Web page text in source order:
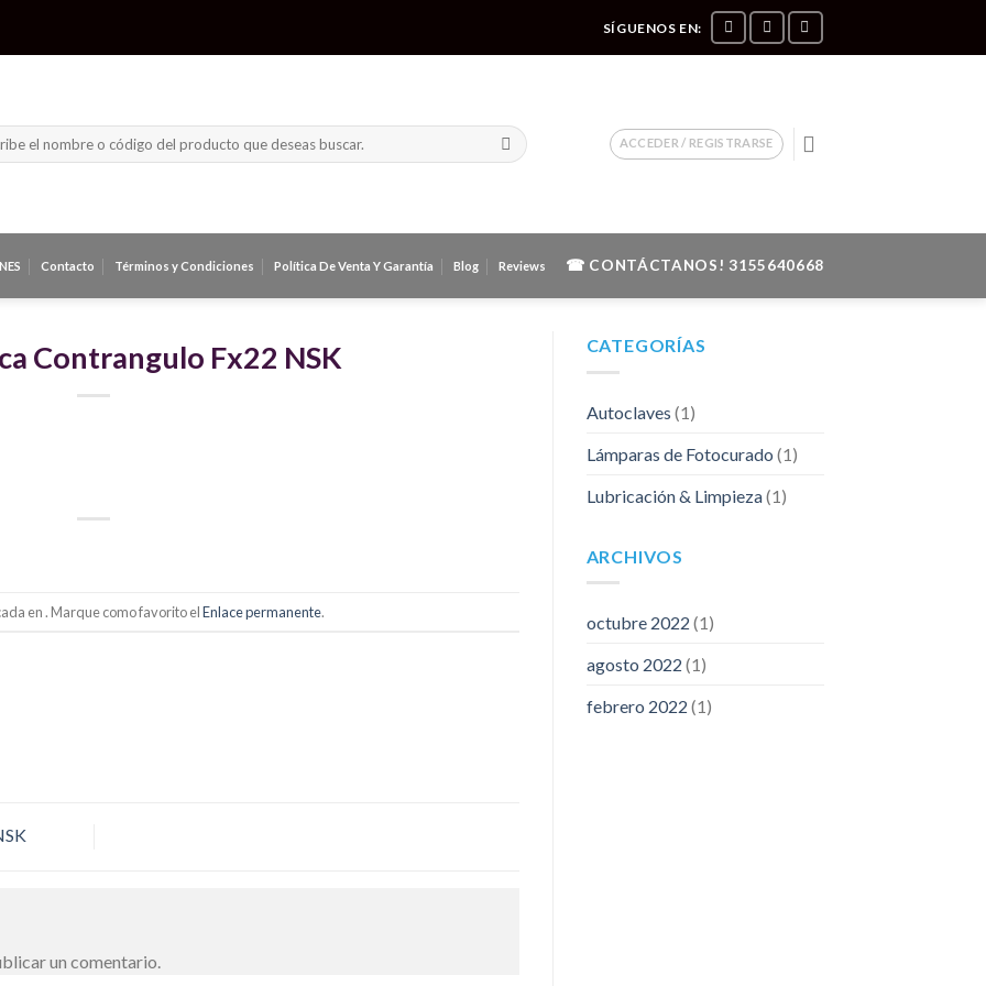
SÍGUENOS EN:
ACCEDER / REGISTRARSE
Contacto Términos y Condiciones Política De Venta Y Garantía Blog Reviews ☎ CONTÁCTANOS! 3155640668
Contrangulo Fx22 NSK
en . Marque como favorito elEnlace permanente.
un comentario.
CATEGORÍAS
Autoclaves (1)
Lámparas de Fotocurado (1)
Lubricación & Limpieza(1)
ARCHIVOS
octubre 2022 (1)
agosto 2022 (1)
febrero 2022 (1)